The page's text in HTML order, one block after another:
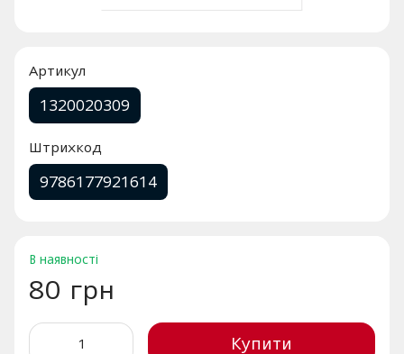
Артикул
1320020309
Штрихкод
9786177921614
В наявності
80 грн
Купити